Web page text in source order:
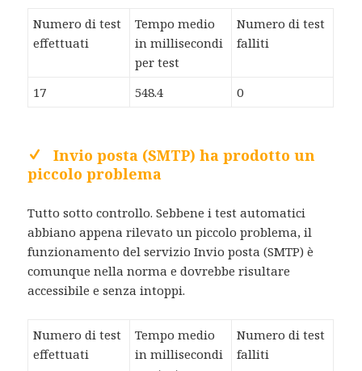
Numero di test
effettuati
Tempo medio
in millisecondi
per test
Numero di test
falliti
17 548.4 0
Invio posta (SMTP) ha prodotto un
piccolo problema
Tutto sotto controllo. Sebbene i test automatici
abbiano appena rilevato un piccolo problema, il
funzionamento del servizio Invio posta (SMTP) è
comunque nella norma e dovrebbe risultare
accessibile e senza intoppi.
Numero di test
effettuati
Tempo medio
in millisecondi
Numero di test
falliti